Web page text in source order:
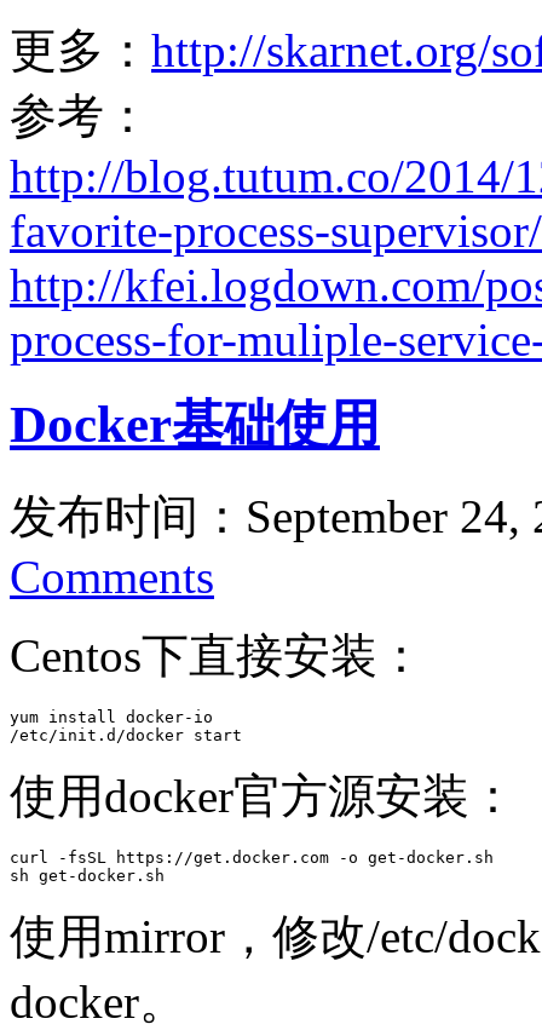
更多： http://skarnet.org/
参考：
http://blog.tutum.co/2014/
favorite-process-supervisor/
http://kfei.logdown.com/
process-for-muliple-
Docker基础使用
发布时间：September
Comments
Centos下直接安装：
yum install docker-io
/etc/init.d/docker start
使用docker官方源安装：
curl -fsSL https://get.docker.com -o get-docker.sh
sh get-docker.sh
使用mirror，修改/etc/
docker。